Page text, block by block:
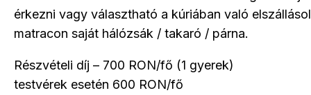
érkezni vagy választható a kúriában való
matracon saját hálózsák / takaró / párna.
Részvételi díj – 700 RON/fő (1 gyerek)
testvérek esetén 600 RON/fő